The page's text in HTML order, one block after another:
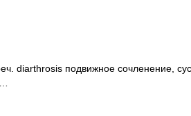
diarthrosis подвижное сочленение,